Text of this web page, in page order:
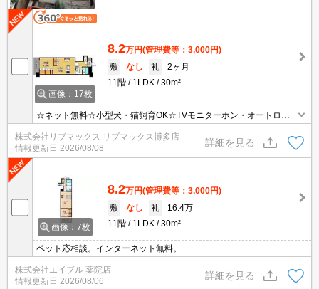
画像：17枚
8.2万円(管理費等：3,000円)
敷
なし 礼
2ヶ月
11階
1LDK 30m²
☆ネット無料☆小型犬・猫飼育OK☆TVモニターホン・オートロッ
備充実☆
株式会社リブマックス リブマックス博多店
情報更新日 2026/08/08
詳細を見る
画像：7枚
8.2万円(管理費等：3,000円)
敷
なし 礼
16.4万
11階
1LDK 30m²
ペット応相談。インターネット無料。
株式会社エイブル 薬院店
情報更新日 2026/08/06
詳細を見る